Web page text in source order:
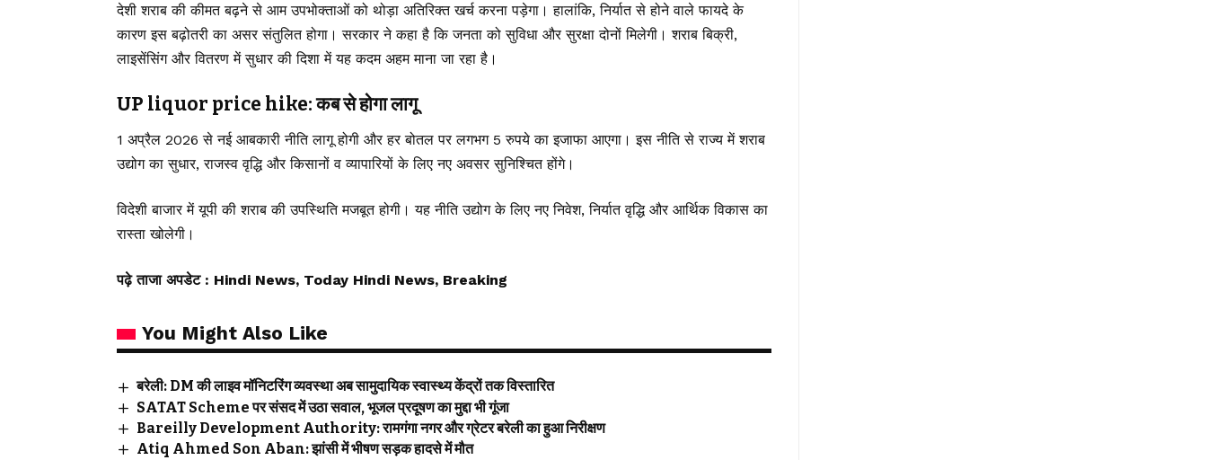
देशी शराब की कीमत बढ़ने से आम उपभोक्ताओं को थोड़ा अतिरिक्त खर्च करना पड़ेगा। हालांकि, निर्यात से होने वाले फायदे के
कारण इस बढ़ोतरी का असर संतुलित होगा। सरकार ने कहा है कि जनता को सुविधा और सुरक्षा दोनों मिलेगी। शराब बिक्री,
लाइसेंसिंग और वितरण में सुधार की दिशा में यह कदम अहम माना जा रहा है।
UP liquor price hike: कब से होगा लागू
1 अप्रैल 2026 से नई आबकारी नीति लागू होगी और हर बोतल पर लगभग 5 रुपये का इजाफा आएगा। इस नीति से राज्य में शराब
उद्योग का सुधार, राजस्व वृद्धि और किसानों व व्यापारियों के लिए नए अवसर सुनिश्चित होंगे।
विदेशी बाजार में यूपी की शराब की उपस्थिति मजबूत होगी। यह नीति उद्योग के लिए नए निवेश, निर्यात वृद्धि और आर्थिक विकास का
रास्ता खोलेगी।
पढ़े ताजा अपडेट : Hindi News, Today Hindi News, Breaking
You Might Also Like
बरेली: DM की लाइव मॉनिटरिंग व्यवस्था अब सामुदायिक स्वास्थ्य केंद्रों तक विस्तारित
SATAT Scheme पर संसद में उठा सवाल, भूजल प्रदूषण का मुद्दा भी गूंजा
Bareilly Development Authority: रामगंगा नगर और ग्रेटर बरेली का हुआ निरीक्षण
Atiq Ahmed Son Aban: झांसी में भीषण सड़क हादसे में मौत